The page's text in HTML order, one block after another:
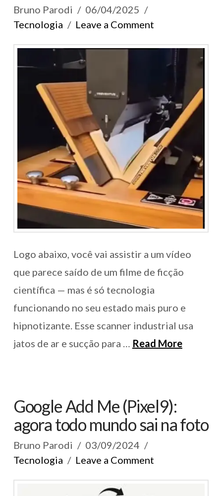
Bruno Parodi
06/04/2025
Tecnologia
Leave a Comment
Logo abaixo, você vai assistir a um vídeo
que parece saído de um filme de ficção
científica — mas é só tecnologia
funcionando no seu estado mais puro e
hipnotizante. Esse scanner industrial usa
jatos de ar e sucção para … Read More
Google Add Me (Pixel9):
agora todo mundo sai na foto
Bruno Parodi
03/09/2024
Tecnologia
Leave a Comment